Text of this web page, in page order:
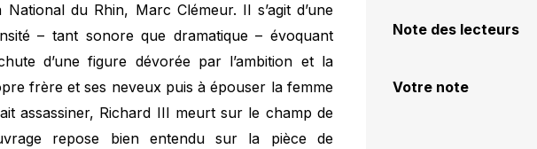
du Rhin, Marc Clémeur. Il s’agit d’une
– tant sonore que dramatique – évoquant
d’une figure dévorée par l’ambition et la
frère et ses neveux puis à épouser la femme
assassiner, Richard III meurt sur le champ de
repose bien entendu sur la pièce de
Note des lecteurs
Votre note